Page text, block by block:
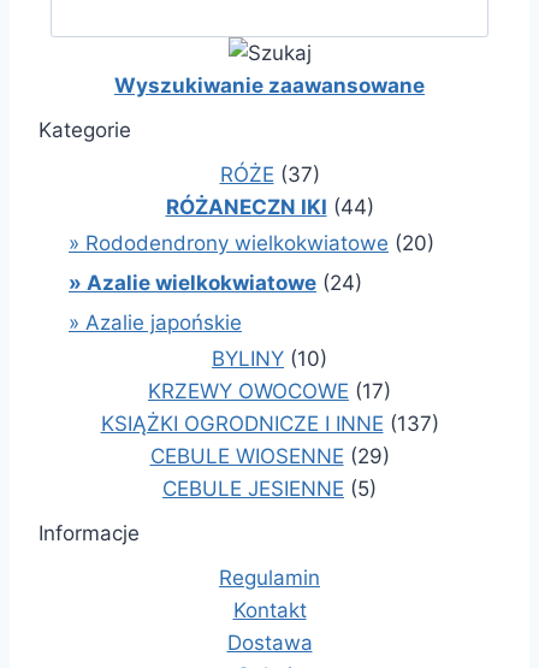
Wyszukiwanie zaawansowane
Kategorie
RÓŻE (37)
RÓŻANECZN IKI (44)
» Rododendrony wielkokwiatowe (20)
» Azalie wielkokwiatowe (24)
» Azalie japońskie
BYLINY (10)
KRZEWY OWOCOWE (17)
KSIĄŻKI OGRODNICZE I INNE (137)
CEBULE WIOSENNE (29)
CEBULE JESIENNE (5)
Informacje
Regulamin
Kontakt
Dostawa